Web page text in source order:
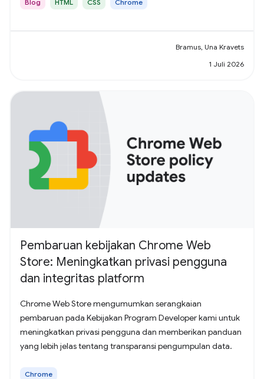
Blog HTML CSS Chrome
Bramus, Una Kravets
1 Juli 2026
Pembaruan kebijakan Chrome Web
Store: Meningkatkan privasi pengguna
dan integritas platform
Chrome Web Store mengumumkan serangkaian
pembaruan pada Kebijakan Program Developer kami untuk
meningkatkan privasi pengguna dan memberikan panduan
yang lebih jelas tentang transparansi pengumpulan data.
Chrome